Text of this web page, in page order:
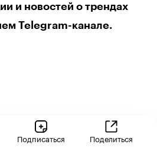
и новостей о трендах
Telegram-канале.
Подписаться Поделиться